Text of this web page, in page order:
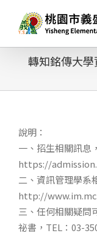
轉知銘傳大
說明：
一、招生相關訊息
https://
二、資訊管理學系
http://
三、任何相關疑問
祕書，TEL：03-